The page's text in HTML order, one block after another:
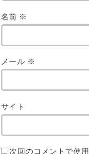
名前 ※
メール ※
サイト
次回のコメントで使